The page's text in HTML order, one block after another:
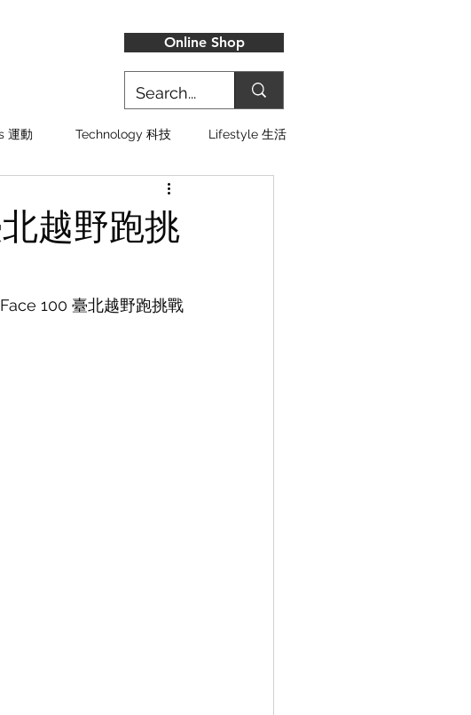
Online Shop
運動 Technology 科技 Lifestyle 生活
越野跑挑
100 臺北越野跑挑戰